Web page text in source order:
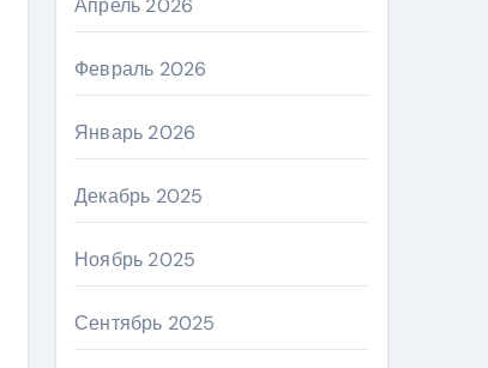
Апрель 2026
Февраль 2026
Январь 2026
Декабрь 2025
Ноябрь 2025
Сентябрь 2025